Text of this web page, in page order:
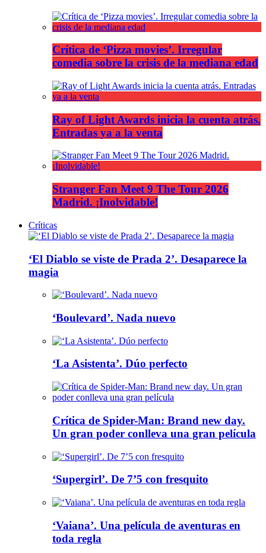
Crítica de ‘Pizza movies’. Irregular
comedia sobre la crisis de la mediana edad
Ray of Light Awards inicia la cuenta atrás.
Entradas ya a la venta
Stranger Fan Meet 9 The Tour 2026
Madrid. ¡Inolvidable!
Críticas
‘El Diablo se viste de Prada 2’. Desaparece la
magia
‘Boulevard’. Nada nuevo
‘La Asistenta’. Dúo perfecto
Crítica de Spider-Man: Brand new day.
Un gran poder conlleva una gran película
‘Supergirl’. De 7’5 con fresquito
‘Vaiana’. Una película de aventuras en
toda regla